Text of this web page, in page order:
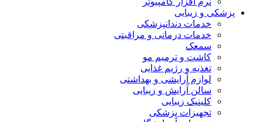
پزشکی و زیبایی
خدمات دندانپزشکی
خدمات درمانی و مراقبتی
سمعک
کاشت و ترمیم مو
تغذیه و رژیم غذایی
لوازم آرایشی و بهداشتی
سالن آرایش و زیبایی
کلینیک زیبایی
تجهیزات پزشکی